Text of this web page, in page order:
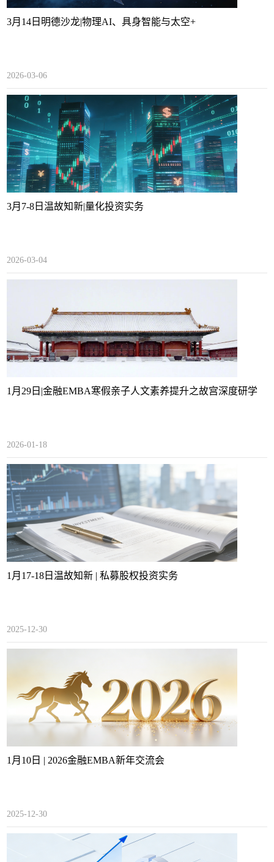
3月14日明德沙龙|物理AI、具身智能与太空+
2026-03-06
3月7-8日温故知新|量化投资实务
2026-03-04
1月29日|金融EMBA寒假亲子人文素养提升之故宫深度研学
2026-01-18
1月17-18日温故知新 | 私募股权投资实务
2025-12-30
1月10日 | 2026金融EMBA新年交流会
2025-12-30